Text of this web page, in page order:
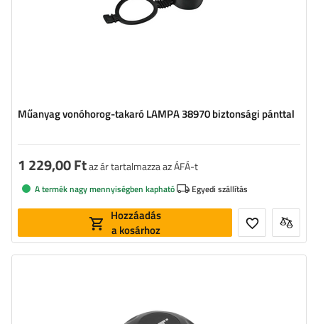
Műanyag vonóhorog-takaró LAMPA 38970 biztonsági pánttal
1 229,00 Ftaz ár tartalmazza az ÁFÁ-t
A termék nagy mennyiségben kapható Egyedi szállítás
Hozzáadás
a kosárhoz